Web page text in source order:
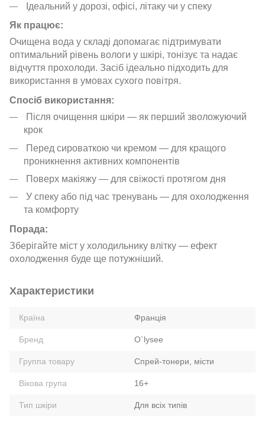
Ідеальний у дорозі, офісі, літаку чи у спеку
Як працює:
Очищена вода у складі допомагає підтримувати
оптимальний рівень вологи у шкірі, тонізує та надає
відчуття прохолоди. Засіб ідеально підходить для
використання в умовах сухого повітря.
Спосіб використання:
Після очищення шкіри — як перший зволожуючий
крок
Перед сироваткою чи кремом — для кращого
проникнення активних компонентів
Поверх макіяжу — для свіжості протягом дня
У спеку або під час тренувань — для охолодження
та комфорту
Порада:
Зберігайте міст у холодильнику влітку — ефект
охолодження буде ще потужніший.
Характеристики
Країна Франція
Бренд O`lysee
Группа товару Спрей-тонери, місти
Вікова група 16+
Тип шкіри Для всіх типів